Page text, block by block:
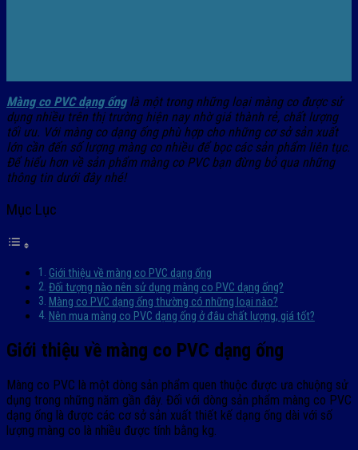
Màng co PVC dạng ốnglà một trong những loại màng co được sử
dụng nhiều trên thị trường hiện nay nhờ giá thành rẻ, chất lượng
tối ưu. Với màng co dạng ống phù hợp cho những cơ sở sản xuất
lớn cần đến số lượng màng co nhiều để bọc các sản phẩm liên tục.
Để hiểu hơn về sản phẩm màng co PVC bạn đừng bỏ qua những
thông tin dưới đây nhé!
Mục Lục
Giới thiệu về màng co PVC dạng ống
Đối tượng nào nên sử dụng màng co PVC dạng ống?
Màng co PVC dạng ống thường có những loại nào?
Nên mua màng co PVC dạng ống ở đâu chất lượng, giá tốt?
Giới thiệu về màng co PVC dạng ống
Màng co PVC là một dòng sản phẩm quen thuộc được ưa chuộng sử
dụng trong những năm gần đây. Đối với dòng sản phẩm màng co PVC
dạng ống là được các cơ sở sản xuất thiết kế dạng ống dài với số
lượng màng co là nhiều được tính bằng kg.